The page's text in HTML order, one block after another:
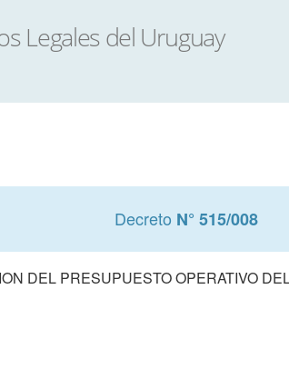
Decreto N° 515/008
DEL PRESUPUESTO OPERATIVO